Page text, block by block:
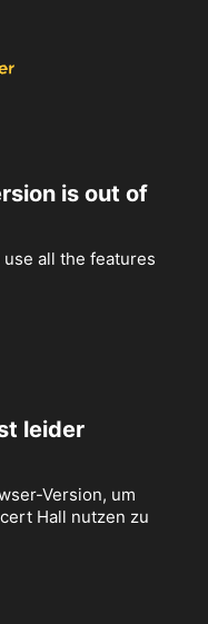
is out of
all the features
leider
Version, um
Hall nutzen zu